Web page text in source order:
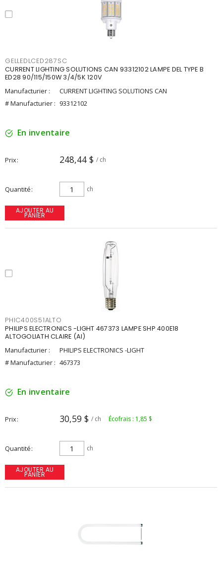
GELLEDLCED287SC
CURRENT LIGHTING SOLUTIONS CAN 93312102 LAMPE DEL TYPE B
ED28 90/115/150W 3/4/5K 120V
Manufacturier :
CURRENT LIGHTING SOLUTIONS CAN
# Manufacturier : 93312102
En inventaire
Prix 248,44 $ / ch
Quantité ch
AJOUTER AU
PANIER
PHIC400S51ALTO
PHILIPS ELECTRONICS -LIGHT 467373 LAMPE SHP 400E18
ALTOGOLIATH CLAIRE (AI)
Manufacturier :
PHILIPS ELECTRONICS -LIGHT
# Manufacturier : 467373
En inventaire
Prix 30,59 $ / ch Écofrais : 1,85 $
Quantité ch
AJOUTER AU
PANIER